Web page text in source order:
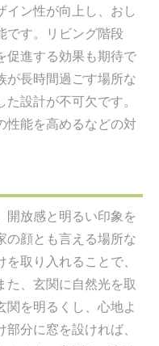
イン性が向上し、おし
です。リビング階段
促進する効果も期待で
が長時間過ごす場所な
設計が不可欠です。
性能を高めるなどの対
開放感と明るい印象を
の顔とも言える場所な
取り入れることで、
た、玄関に自然光を取
関を明るくし、心地よ
分に窓を設ければ、